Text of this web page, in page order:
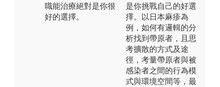
職能治療絕對是你很
好的選擇。
是你挑戰自己的好選
擇。以日本麻疹為
例，如何有邏輯的分
析找到帶原者，且思
考擴散的方式及途
徑，考量帶原者與被
感染者之間的行為模
式與環境空間等，最